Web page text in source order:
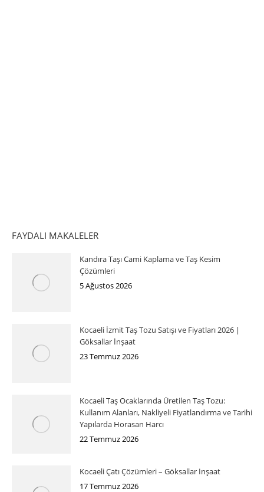
FAYDALI MAKALELER
Kandıra Taşı Cami Kaplama ve Taş Kesim
Çözümleri
5 Ağustos 2026
Kocaeli İzmit Taş Tozu Satışı ve Fiyatları 2026 |
Göksallar İnşaat
23 Temmuz 2026
Kocaeli Taş Ocaklarında Üretilen Taş Tozu:
Kullanım Alanları, Nakliyeli Fiyatlandırma ve Tarihi
Yapılarda Horasan Harcı
22 Temmuz 2026
Kocaeli Çatı Çözümleri – Göksallar İnşaat
17 Temmuz 2026